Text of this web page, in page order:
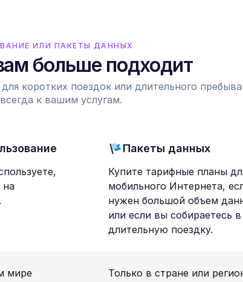
ИЛИ ПАКЕТЫ ДАННЫХ
больше подходит
коротких поездок или длительного
к вашим услугам.
на
Пакеты данных
Купите тарифные планы
мобильного Интернета,
нужен большой объем
или если вы собираетесь в
длительную поездку.
мире Только в стране или